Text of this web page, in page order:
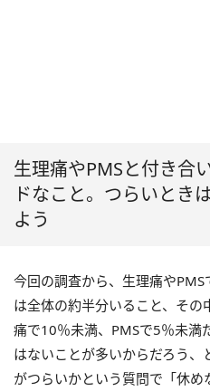
生理痛やPMSと付き合
ドなこと。つらいとき
よう
今回の調査から、生理痛や
は全体の約半分いること、そ
痛で10％未満、PMSで5％未満
はないことが多いからだろう
がつらいかという質問で「休め